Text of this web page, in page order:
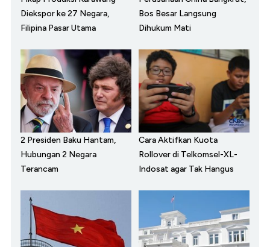
Diekspor ke 27 Negara,
Filipina Pasar Utama
Bos Besar Langsung
Dihukum Mati
2 Presiden Baku Hantam,
Hubungan 2 Negara
Terancam
Cara Aktifkan Kuota
Rollover di Telkomsel-XL-
Indosat agar Tak Hangus